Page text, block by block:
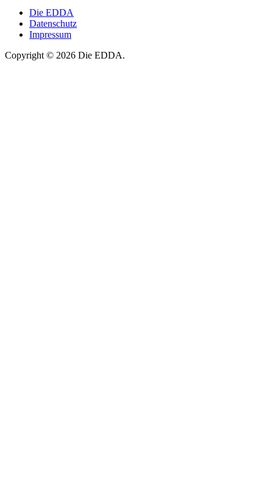
Die EDDA
Datenschutz
Impressum
Copyright © 2026 Die EDDA.